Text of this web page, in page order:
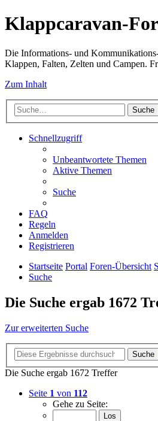
Klappcaravan-
Die Informations- und
Klappen, Falten, Zelten und Campen.
Zum Inhalt
Suche
Schnellzugriff
Unbeantwortete Themen
Aktive Themen
Suche
FAQ
Regeln
Anmelden
Registrieren
Startseite Portal Foren-Übersicht
Suche
Die Suche ergab 1672
Zur erweiterten Suche
Suche
Die Suche ergab 1672 Treffer
Seite 1 von 112
Gehe zu Seite: